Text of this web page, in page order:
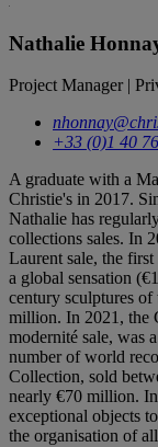
Nathalie
Project Manager |
+33 (0)1 40
A graduate with a
Christie's in 2017.
Nathalie has
collections sales. In
Laurent sale, the
a global sensation
century sculptures of
million. In 2021, the
modernité sale, was
number of world
Collection, sold
nearly €70 million.
exceptional objects
the organisation of